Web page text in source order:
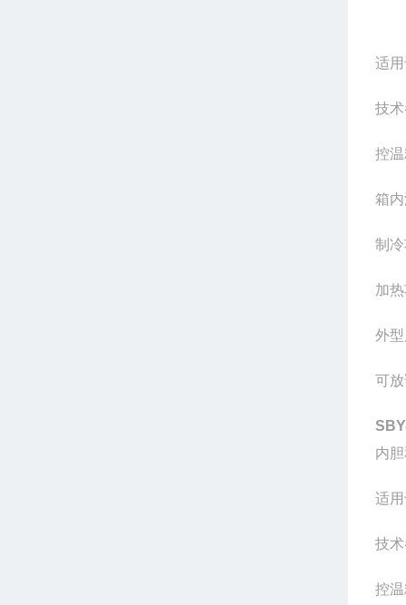
适
技
控
箱
制
加
外
可
内
适
技
控